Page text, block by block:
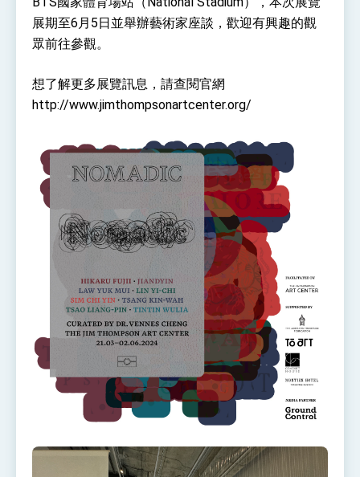
總統重要談話
外交部重要言論
事處」，進一步深化台美交流合作
展期至6月5日並舉辦藝術家座談，歡迎有興趣的觀
眾前往參觀。
想了解更多展覽訊息，請查閱官網
http://www.jimthompsonartcenter.org/